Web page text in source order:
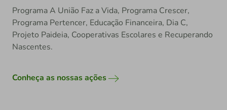
Programa A União Faz a Vida, Programa Crescer,
Programa Pertencer, Educação Financeira, Dia C,
Projeto Paideia, Cooperativas Escolares e Recuperando
Nascentes.
Conheça as nossas ações